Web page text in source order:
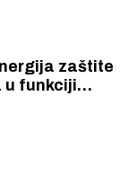
zaštite
u funkciji
zajednici